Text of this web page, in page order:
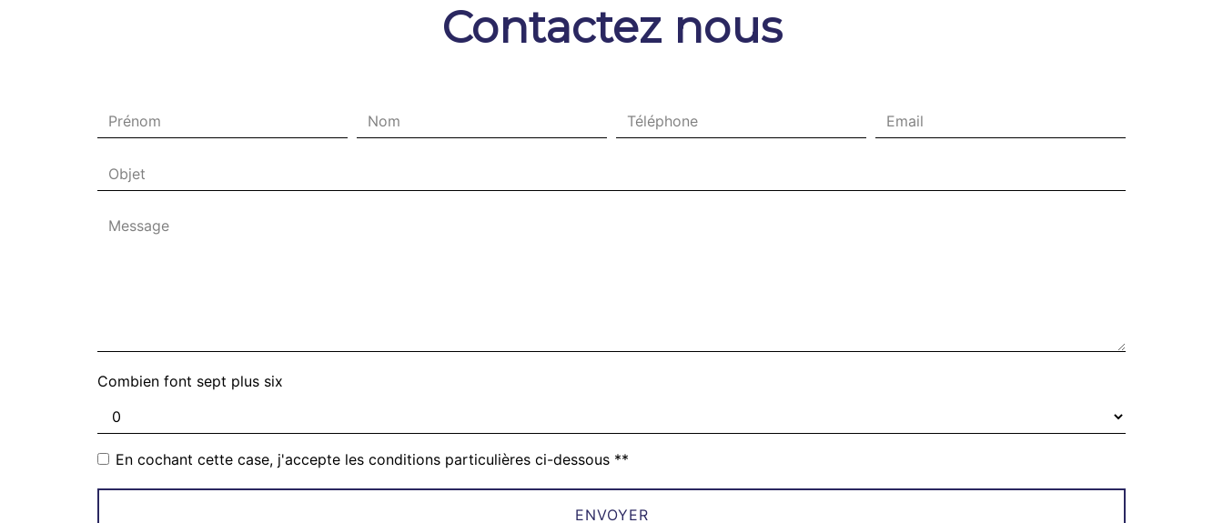
Contactez nous
Combien font sept plus six
En cochant cette case, j'accepte les conditions particulières ci-dessous **
ENVOYER